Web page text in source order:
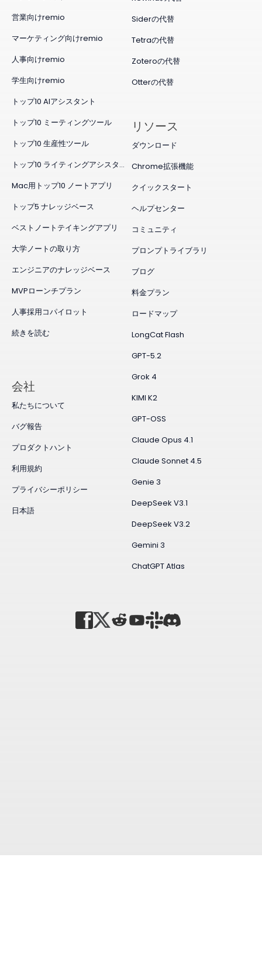
Siderの代替
Tetraの代替
Zoteroの代替
Otterの代替
営業向けremio
マーケティング向けremio
人事向けremio
学生向けremio
トップ10 AIアシスタント
トップ10 ミーティングツール
トップ10 生産性ツール
トップ10 ライティングアシスタント
Mac用トップ10 ノートアプリ
トップ5 ナレッジベース
ベストノートテイキングアプリ
大学ノートの取り方
エンジニアのナレッジベース
MVPローンチプラン
人事採用コパイロット
続きを読む
リソース
ダウンロード
Chrome拡張機能
クイックスタート
ヘルプセンター
コミュニティ
プロンプトライブラリ
ブログ
料金プラン
ロードマップ
LongCat Flash
GPT-5.2
Grok 4
KIMI K2
GPT-OSS
Claude Opus 4.1
Claude Sonnet 4.5
Genie 3
DeepSeek V3.1
DeepSeek V3.2
Gemini 3
ChatGPT Atlas
会社
私たちについて
バグ報告
プロダクトハント
利用規約
プライバシーポリシー
日本語